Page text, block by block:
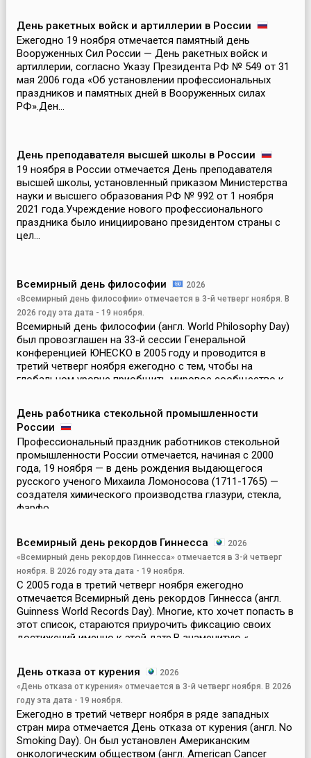
День ракетных войск и артиллерии в России
Ежегодно 19 ноября отмечается памятный день
Вооруженных Сил России — День ракетных войск и
артиллерии, согласно Указу Президента РФ № 549 от 31
мая 2006 года «Об установлении профессиональных
праздников и памятных дней в Вооруженных силах
РФ».Ден...
День преподавателя высшей школы в России
19 ноября в России отмечается День преподавателя
высшей школы, установленный приказом Министерства
науки и высшего образования РФ № 992 от 1 ноября
2021 года.Учреждение нового профессионального
праздника было инициировано президентом страны с
цел...
Всемирный день философии
2026
«Всемирный день философии» отмечается в 3-й четверг ноября. В
2026 году эта дата - 19 ноября.
Всемирный день философии (англ. World Philosophy Day)
был провозглашен на 33-й сессии Генеральной
конференцией ЮНЕСКО в 2005 году и проводится в
третий четверг ноября ежегодно с тем, чтобы на
глобальном уровне приобщить мировое сообщество к
День работника стекольной промышленности
России
Профессиональный праздник работников стекольной
промышленности России отмечается, начиная с 2000
года, 19 ноября — в день рождения выдающегося
русского ученого Михаила Ломоносова (1711-1765) —
создателя химического производства глазури, стекла,
фарфо...
Всемирный день рекордов Гиннесса
2026
«Всемирный день рекордов Гиннесса» отмечается в 3-й четверг
ноября. В 2026 году эта дата - 19 ноября.
С 2005 года в третий четверг ноября ежегодно
отмечается Всемирный день рекордов Гиннесса (англ.
Guinness World Records Day). Многие, кто хочет попасть в
этот список, стараются приурочить фиксацию своих
достижений именно к этой дате.В знаменитую «...
День отказа от курения
2026
«День отказа от курения» отмечается в 3-й четверг ноября. В 2026
году эта дата - 19 ноября.
Ежегодно в третий четверг ноября в ряде западных
стран мира отмечается День отказа от курения (англ. No
Smoking Day). Он был установлен Американским
онкологическим обществом (англ. American Cancer